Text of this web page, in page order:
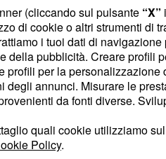
caso accertato è stato
belga,Femke Van Den
i controllinel
però una metodologia
affidabile. I controlli
un software apposito,
nei mesi scorsi hanno
termiche
(cliccando sul pulsante “X”
di cookie o altri strumenti di
i tuoi dati di
della pubblicità. Creare profili
profili per la
degli annunci. Misurare le
da fonti diverse.
quali cookie utilizziamo
Policy.